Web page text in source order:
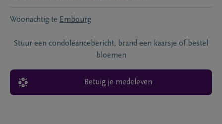
Woonachtig te Embourg
Stuur een condoléancebericht, brand een kaarsje of bestel
bloemen
Betuig je medeleven